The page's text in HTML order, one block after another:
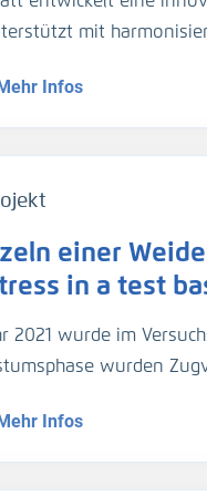
Für die
kalibriert
Sperrwerks
2 Halbtiden).
mit
Infos
einer
in a test
2021 wurde im
wurden
a willow bush
out on individual
Infos